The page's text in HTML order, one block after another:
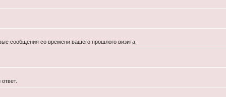
сообщения со времени вашего прошлого визита.